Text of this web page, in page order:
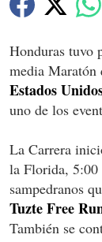
Honduras tuvo
media Maratón
Estados
uno de los
La Carrera
la Florida,
sampedranos
Tuzte Free
También se